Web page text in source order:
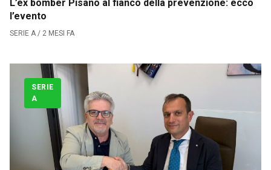
L’ex bomber Pisano al fianco della prevenzione: ecco
l’evento
SERIE A / 2 MESI FA
SERIE
A